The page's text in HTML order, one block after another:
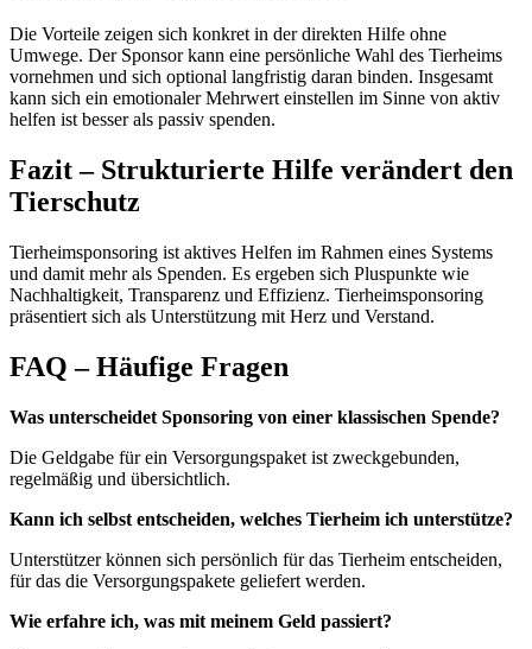
Die Vorteile zeigen sich konkret in der direkten Hilfe ohne
Umwege. Der Sponsor kann eine persönliche Wahl des Tierheims
vornehmen und sich optional langfristig daran binden. Insgesamt
kann sich ein emotionaler Mehrwert einstellen im Sinne von aktiv
helfen ist besser als passiv spenden.
Fazit – Strukturierte Hilfe verändert den
Tierschutz
Tierheimsponsoring ist aktives Helfen im Rahmen eines Systems
und damit mehr als Spenden. Es ergeben sich Pluspunkte wie
Nachhaltigkeit, Transparenz und Effizienz. Tierheimsponsoring
präsentiert sich als Unterstützung mit Herz und Verstand.
FAQ – Häufige Fragen
Was unterscheidet Sponsoring von einer klassischen Spende?
Die Geldgabe für ein Versorgungspaket ist zweckgebunden,
regelmäßig und übersichtlich.
Kann ich selbst entscheiden, welches Tierheim ich unterstütze?
Unterstützer können sich persönlich für das Tierheim entscheiden,
für das die Versorgungspakete geliefert werden.
Wie erfahre ich, was mit meinem Geld passiert?